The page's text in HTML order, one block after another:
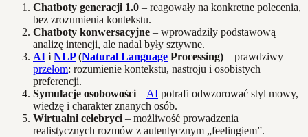
Chatboty generacji 1.0 – reagowały na konkretne polecenia,
bez zrozumienia kontekstu.
Chatboty konwersacyjne – wprowadziły podstawową
analizę intencji, ale nadal były sztywne.
AI i NLP(Natural Language Processing) – prawdziwy
przełom: rozumienie kontekstu, nastroju i osobistych
preferencji.
Symulacje osobowości – AI potrafi odwzorować styl mowy,
wiedzę i charakter znanych osób.
Wirtualni celebryci – możliwość prowadzenia
realistycznych rozmów z autentycznym „feelingiem”.